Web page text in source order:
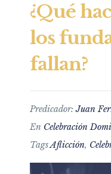
¿Qué
los
fallan?
Predicador:Juan
En Celebración
TagsAflicción,